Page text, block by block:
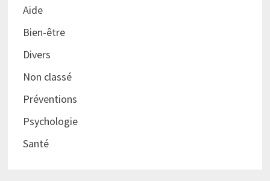
Aide
Bien-être
Divers
Non classé
Préventions
Psychologie
Santé